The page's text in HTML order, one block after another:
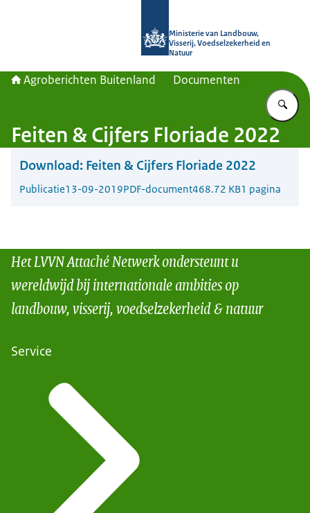
Ministerie van Landbouw,
Visserij, Voedselzekerheid en
Natuur
Agroberichten Buitenland Documenten
Feiten & Cijfers Floriade 2022
Download: Feiten & Cijfers Floriade 2022
Publicatie13-09-2019PDF-document468.72 KB1 pagina
Het LVVN Attaché Netwerk ondersteunt u
wereldwijd bij internationale ambities op
landbouw, visserij, voedselzekerheid & natuur
Service